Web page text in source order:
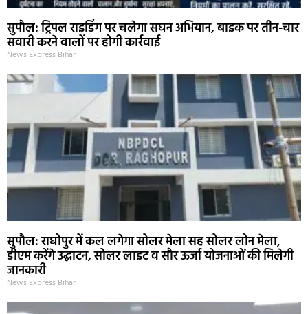
सुपौल: ट्रिपल राइडिंग पर चलेगा सघन अभियान, बाइक पर तीन-चार
सवारी करने वालों पर होगी कार्रवाई
News Express Bihar
सुपौल: राघोपुर में कल लगेगा सोलर मेला सह सोलर लोन मेला,
डीएम करेंगे उद्घाटन, सोलर लाइट व सौर ऊर्जा योजनाओं की मिलेगी
जानकारी
News Express Bihar